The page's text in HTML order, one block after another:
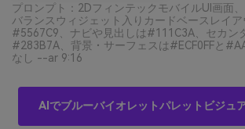
プロンプト：2DフィンテックモバイルUI画面、
バランスウィジェット入りカードベースレイ
#5567C9、ナビや見出しは#111C3A、セカン
#283B7A、背景・サーフェスは#ECF0FFと
なし --ar 9:16
AIでブルーバイオレットパレットビジュ